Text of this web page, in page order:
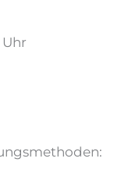
Uhr